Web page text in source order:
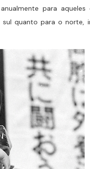
para
quanto para o norte,